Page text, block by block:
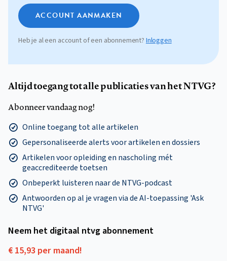
ACCOUNT AANMAKEN
Heb je al een account of een abonnement? Inloggen
Altijd toegang tot alle publicaties van het NTVG?
Abonneer vandaag nog!
Online toegang tot alle artikelen
Gepersonaliseerde alerts voor artikelen en dossiers
Artikelen voor opleiding en nascholing mét
geaccrediteerde toetsen
Onbeperkt luisteren naar de NTVG-podcast
Antwoorden op al je vragen via de AI-toepassing 'Ask
NTVG'
Neem het digitaal ntvg abonnement
€ 15,93 per maand!